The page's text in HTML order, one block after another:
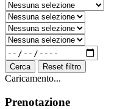
Cerca Reset filtro
Caricamento...
Prenotazione